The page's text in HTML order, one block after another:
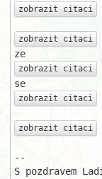
zobrazit citaci
zobrazit citaci
zobrazit citaci
zobrazit citaci
zobrazit citaci
--
S pozdravem